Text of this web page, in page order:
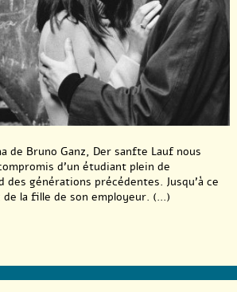
de Bruno Ganz, Der sanfte Lauf nous
d’un étudiant plein de
des générations précédentes. Jusqu’à ce
de la fille de son employeur. (...)